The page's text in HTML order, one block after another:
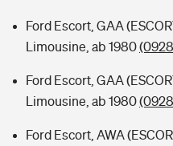
Ford Escort, GAA
Limousine, ab 1980
Ford Escort, GAA
Limousine, ab 1980
Ford Escort, AWA